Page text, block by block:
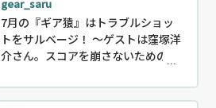
gear_saru
7月の『ギア猿』はトラブルショッ
トをサルベージ！ ～ゲストは窪塚洋
介さん。スコアを崩さないためのリ